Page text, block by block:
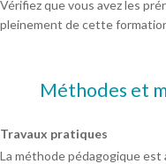
Vérifiez que vous avez les
pleinement de cette
Méthodes et
Travaux pratiques
La méthode pédagogique